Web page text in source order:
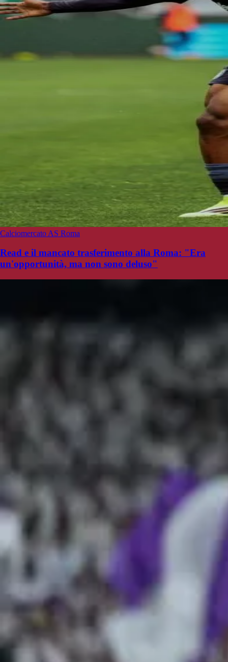
Calciomercato AS Roma
Read e il mancato trasferimento alla Roma: "Era
un'opportunità, ma non sono deluso"